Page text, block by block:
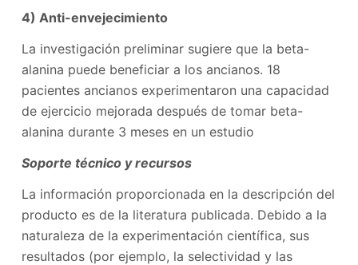
4) Anti-envejecimiento
La investigación preliminar sugiere que la beta-
alanina puede beneficiar a los ancianos. 18
pacientes ancianos experimentaron una capacidad
de ejercicio mejorada después de tomar beta-
alanina durante 3 meses en un estudio
Soporte técnico y recursos
La información proporcionada en la descripción del
producto es de la literatura publicada. Debido a la
naturaleza de la experimentación científica, sus
resultados (por ejemplo, la selectividad y las